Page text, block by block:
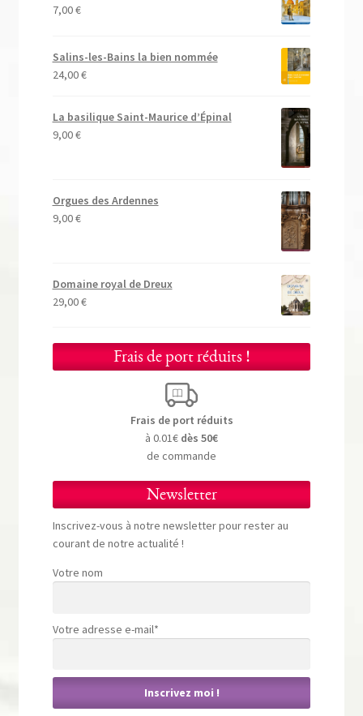
7,00€
Salins-les-Bains la bien nommée
24,00€
La basilique Saint-Maurice d’Épinal
9,00€
Orgues des Ardennes
9,00€
Domaine royal de Dreux
29,00€
Frais de port réduits !
Frais de port réduits
à 0.01€ dès 50€
de commande
Newsletter
Inscrivez-vous à notre newsletter pour rester au
courant de notre actualité !
Votre nom
Votre adresse e-mail*